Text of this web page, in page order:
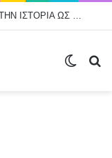
Ή ΕΝΩΘΕΙΤΕ ΤΩΡΑ Ή ΘΑ ΜΕΙΝΕΤΕ ΣΤΗΝ ΙΣΤΟΡΙΑ ΩΣ ΟΙ ΔΙΟΙΚΗΣΕΙΣ ΠΟΥ ΑΦΗΣΑΝ ΤΗ ΔΙΑΜΕΣΟΛΑΒΗΣΗ ΝΑ ΑΠΑΞΙΩΘΕΙ